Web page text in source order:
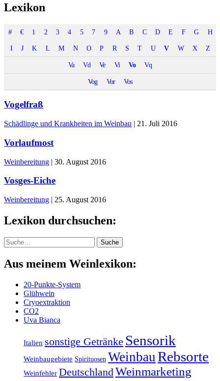
Lexikon
# € 1 2 3 4 5 7 9 A B C D E F G H
I J K L M N O P R S T U V W X Z
Va Vd Ve Vi Vo Vq
Vog Vor Vos
Vogelfraß
Schädlinge und Krankheiten im Weinbau | 21. Juli 2016
Vorlaufmost
Weinbereitung | 30. August 2016
Vosges-Eiche
Weinbereitung | 25. August 2016
Lexikon durchsuchen:
Suche Suche
Aus meinem Weinlexikon:
20-Punkte-System
Glühwein
Cryoextraktion
CO2
Uva Bianca
Italien sonstige Getränke Sensorik
Weinbaugebiete Spirituosen Weinbau Rebsorte
Weinfehler Deutschland Weinmarketing